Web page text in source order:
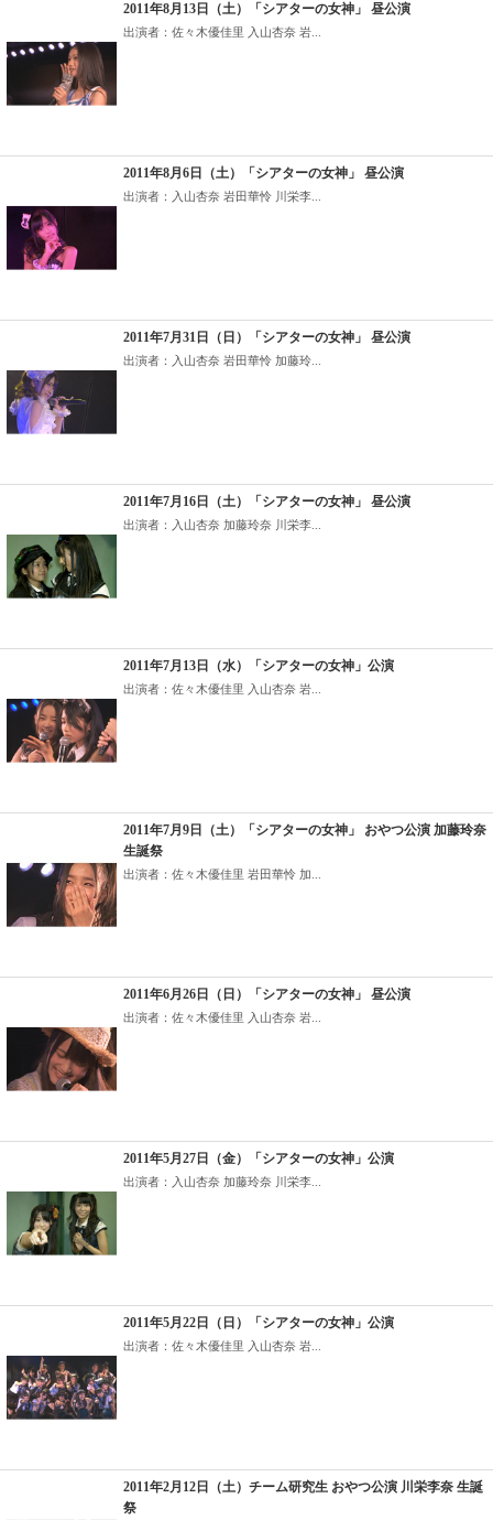
2011年8月13日（土）「シアターの女神」 昼公演
出演者：佐々木優佳里 入山杏奈 岩...
2011年8月6日（土）「シアターの女神」 昼公演
出演者：入山杏奈 岩田華怜 川栄李...
2011年7月31日（日）「シアターの女神」 昼公演
出演者：入山杏奈 岩田華怜 加藤玲...
2011年7月16日（土）「シアターの女神」 昼公演
出演者：入山杏奈 加藤玲奈 川栄李...
2011年7月13日（水）「シアターの女神」公演
出演者：佐々木優佳里 入山杏奈 岩...
2011年7月9日（土）「シアターの女神」 おやつ公演 加藤玲奈
生誕祭
出演者：佐々木優佳里 岩田華怜 加...
2011年6月26日（日）「シアターの女神」 昼公演
出演者：佐々木優佳里 入山杏奈 岩...
2011年5月27日（金）「シアターの女神」公演
出演者：入山杏奈 加藤玲奈 川栄李...
2011年5月22日（日）「シアターの女神」公演
出演者：佐々木優佳里 入山杏奈 岩...
2011年2月12日（土）チーム研究生 おやつ公演 川栄李奈 生誕
祭